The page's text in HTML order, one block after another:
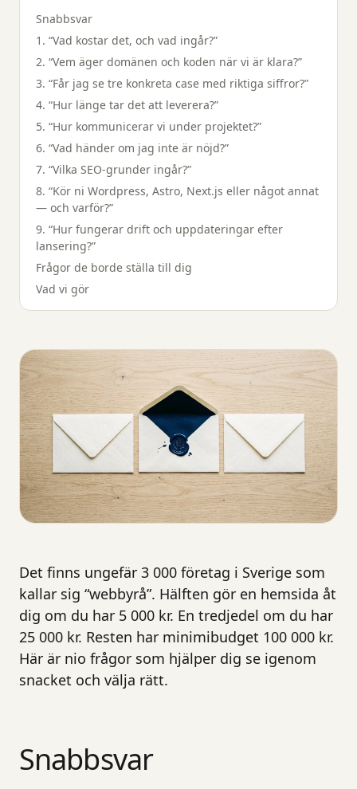
Snabbsvar
1. “Vad kostar det, och vad ingår?”
2. “Vem äger domänen och koden när vi är klara?”
3. “Får jag se tre konkreta case med riktiga siffror?”
4. “Hur länge tar det att leverera?”
5. “Hur kommunicerar vi under projektet?”
6. “Vad händer om jag inte är nöjd?”
7. “Vilka SEO-grunder ingår?”
8. “Kör ni Wordpress, Astro, Next.js eller något annat
— och varför?”
9. “Hur fungerar drift och uppdateringar efter
lansering?”
Frågor de borde ställa till dig
Vad vi gör
Det finns ungefär 3 000 företag i Sverige som
kallar sig “webbyrå”. Hälften gör en hemsida åt
dig om du har 5 000 kr. En tredjedel om du har
25 000 kr. Resten har minimibudget 100 000 kr.
Här är nio frågor som hjälper dig se igenom
snacket och välja rätt.
Snabbsvar